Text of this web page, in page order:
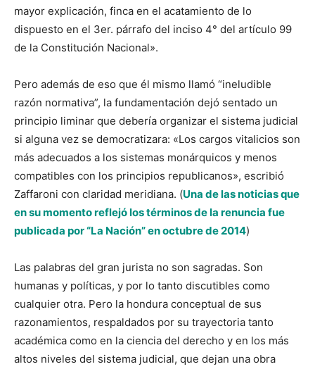
mayor explicación, finca en el acatamiento de lo
dispuesto en el 3er. párrafo del inciso 4° del artículo 99
de la Constitución Nacional».
Pero además de eso que él mismo llamó “ineludible
razón normativa”, la fundamentación dejó sentado un
principio liminar que debería organizar el sistema judicial
si alguna vez se democratizara: «Los cargos vitalicios son
más adecuados a los sistemas monárquicos y menos
compatibles con los principios republicanos», escribió
Zaffaroni con claridad meridiana. (Una de las noticias que
en su momento reflejó los términos de la renuncia fue
publicada por “La Nación” en octubre de 2014)
Las palabras del gran jurista no son sagradas. Son
humanas y políticas, y por lo tanto discutibles como
cualquier otra. Pero la hondura conceptual de sus
razonamientos, respaldados por su trayectoria tanto
académica como en la ciencia del derecho y en los más
altos niveles del sistema judicial, que dejan una obra